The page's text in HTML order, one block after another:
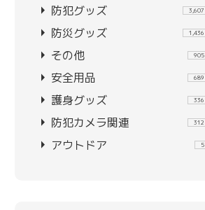
arrow_right 防犯グッズ 3,607
arrow_right 防災グッズ 1,436
arrow_right その他 905
arrow_right 安全用品 689
arrow_right 護身グッズ 336
arrow_right 防犯カメラ関連 312
arrow_right アウトドア 5